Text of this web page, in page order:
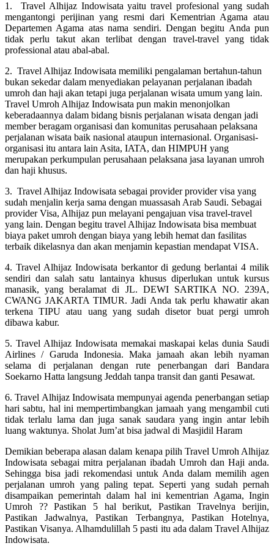
1. Travel Alhijaz Indowisata yaitu travel profesional yang sudah
mengantongi perijinan yang resmi dari Kementrian Agama atau
Departemen Agama atas nama sendiri. Dengan begitu Anda pun
tidak perlu takut akan terlibat dengan travel-travel yang tidak
professional atau abal-abal.
2. Travel Alhijaz Indowisata memiliki pengalaman bertahun-tahun
bukan sekedar dalam menyediakan pelayanan perjalanan ibadah
umroh dan haji akan tetapi juga perjalanan wisata umum yang lain.
Travel Umroh Alhijaz Indowisata pun makin menonjolkan
keberadaannya dalam bidang bisnis perjalanan wisata dengan jadi
member beragam organisasi dan komunitas perusahaan pelaksana
perjalanan wisata baik nasional ataupun internasional. Organisasi-
organisasi itu antara lain Asita, IATA, dan HIMPUH yang
merupakan perkumpulan perusahaan pelaksana jasa layanan umroh
dan haji khusus.
3. Travel Alhijaz Indowisata sebagai provider provider visa yang
sudah menjalin kerja sama dengan muassasah Arab Saudi. Sebagai
provider Visa, Alhijaz pun melayani pengajuan visa travel-travel
yang lain. Dengan begitu travel Alhijaz Indowisata bisa membuat
biaya paket umroh dengan biaya yang lebih hemat dan fasilitas
terbaik dikelasnya dan akan menjamin kepastian mendapat VISA.
4. Travel Alhijaz Indowisata berkantor di gedung berlantai 4 milik
sendiri dan salah satu lantainya khusus diperlukan untuk kursus
manasik, yang beralamat di JL. DEWI SARTIKA NO. 239A,
CWANG JAKARTA TIMUR. Jadi Anda tak perlu khawatir akan
terkena TIPU atau uang yang sudah disetor buat pergi umroh
dibawa kabur.
5. Travel Alhijaz Indowisata memakai maskapai kelas dunia Saudi
Airlines / Garuda Indonesia. Maka jamaah akan lebih nyaman
selama di perjalanan dengan rute penerbangan dari Bandara
Soekarno Hatta langsung Jeddah tanpa transit dan ganti Pesawat.
6. Travel Alhijaz Indowisata mempunyai agenda penerbangan setiap
hari sabtu, hal ini mempertimbangkan jamaah yang mengambil cuti
tidak terlalu lama dan juga sanak saudara yang ingin antar lebih
luang waktunya. Sholat Jum’at bisa jadwal di Masjidil Haram
Demikian beberapa alasan dalam kenapa pilih Travel Umroh Alhijaz
Indowisata sebagai mitra perjalanan ibadah Umroh dan Haji anda.
Sehingga bisa jadi rekomendasi untuk Anda dalam memilih agen
perjalanan umroh yang paling tepat. Seperti yang sudah pernah
disampaikan pemerintah dalam hal ini kementrian Agama, Ingin
Umroh ?? Pastikan 5 hal berikut, Pastikan Travelnya berijin,
Pastikan Jadwalnya, Pastikan Terbangnya, Pastikan Hotelnya,
Pastikan Visanya. Alhamdulillah 5 pasti itu ada dalam Travel Alhijaz
Indowisata.